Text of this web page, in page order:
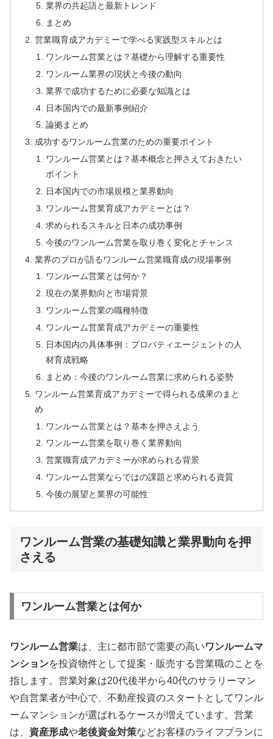
業界の共起語と最新トレンド
まとめ
営業職育成アカデミーで学べる実践型スキルとは
ワンルーム営業とは？基礎から理解する重要性
ワンルーム業界の現状と今後の動向
業界で成功するために必要な知識とは
日本国内での最新事例紹介
論拠まとめ
成功するワンルーム営業のための重要ポイント
ワンルーム営業とは？基本概念と押さえておきたい
ポイント
日本国内での市場規模と業界動向
ワンルーム営業育成アカデミーとは？
求められるスキルと日本の成功事例
今後のワンルーム営業を取り巻く変化とチャンス
業界のプロが語るワンルーム営業職育成の現場事例
ワンルーム営業とは何か？
現在の業界動向と市場背景
ワンルーム営業の職種特徴
ワンルーム営業育成アカデミーの重要性
日本国内の具体事例：プロパティエージェントの人
材育成戦略
まとめ：今後のワンルーム営業に求められる姿勢
ワンルーム営業育成アカデミーで得られる成果のまと
め
ワンルーム営業とは？基本を押さえよう
ワンルーム営業を取り巻く業界動向
営業職育成アカデミーが求められる背景
ワンルーム営業ならではの課題と求められる資質
今後の展望と業界の可能性
ワンルーム営業の基礎知識と業界動向を押
さえる
ワンルーム営業とは何か
ワンルーム営業は、主に都市部で需要の高いワンルームマ
ンションを投資物件として提案・販売する営業職のことを
指します。営業対象は20代後半から40代のサラリーマン
や自営業者が中心で、不動産投資のスタートとしてワンル
ームマンションが選ばれるケースが増えています。営業
は、 資産形成や老後資金対策などお客様のライフプランに